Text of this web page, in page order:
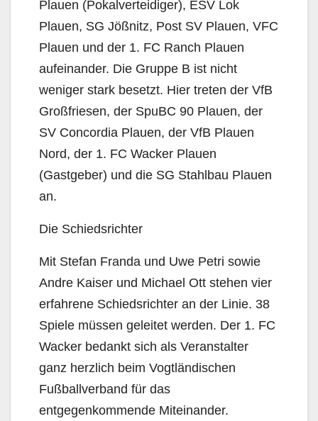
Plauen (Pokalverteidiger), ESV Lok
Plauen, SG Jößnitz, Post SV Plauen, VFC
Plauen und der 1. FC Ranch Plauen
aufeinander. Die Gruppe B ist nicht
weniger stark besetzt. Hier treten der VfB
Großfriesen, der SpuBC 90 Plauen, der
SV Concordia Plauen, der VfB Plauen
Nord, der 1. FC Wacker Plauen
(Gastgeber) und die SG Stahlbau Plauen
an.
Die Schiedsrichter
Mit Stefan Franda und Uwe Petri sowie
Andre Kaiser und Michael Ott stehen vier
erfahrene Schiedsrichter an der Linie. 38
Spiele müssen geleitet werden. Der 1. FC
Wacker bedankt sich als Veranstalter
ganz herzlich beim Vogtländischen
Fußballverband für das
entgegenkommende Miteinander.